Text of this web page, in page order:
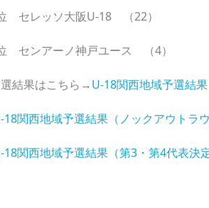
セレッソ大阪U-18 （22）
センアーノ神戸ユース （4）
結果はこちら→U-18関西地域予選結果
18関西地域予選結果（ノックアウトラ
18関西地域予選結果（第3・第4代表決定